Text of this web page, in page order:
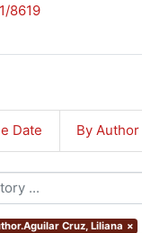
8619
Date By Author
Cruz, Liliana ×